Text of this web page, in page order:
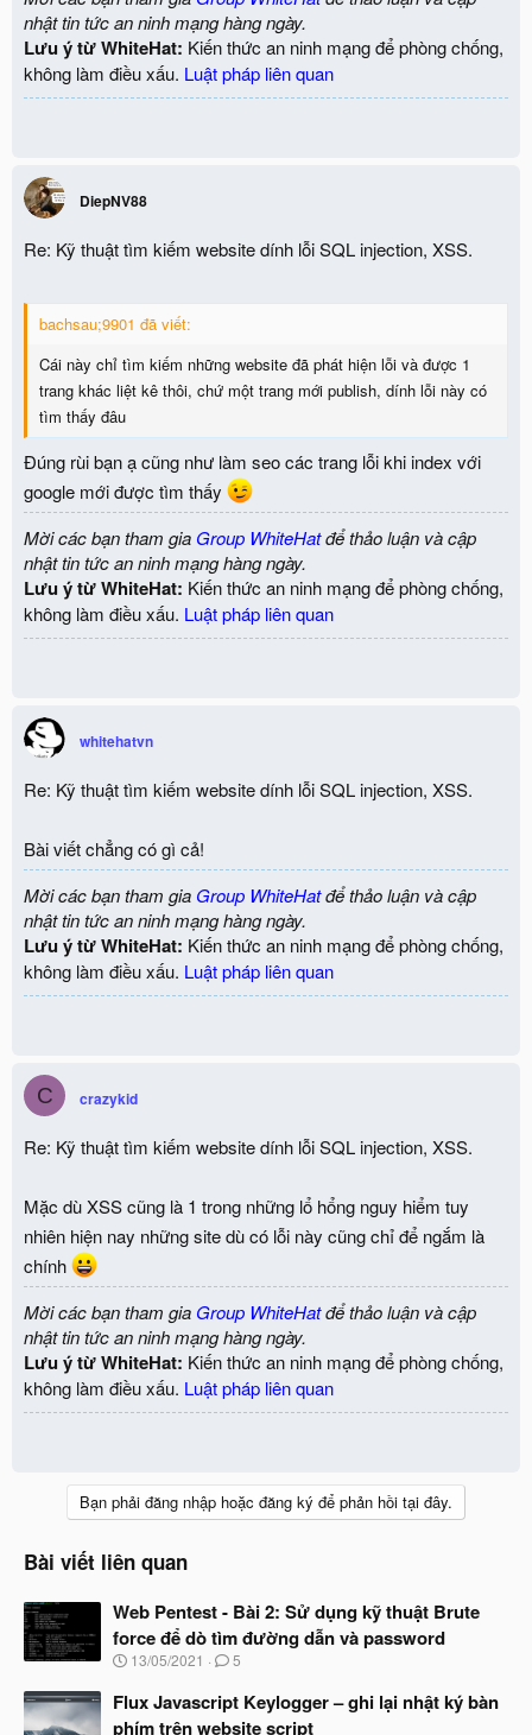
nhật tin tức an ninh mạng hàng ngày.
Lưu ý từ WhiteHat: Kiến thức an ninh mạng để phòng chống,
không làm điều xấu. Luật pháp liên quan
DiepNV88
Re: Kỹ thuật tìm kiếm website dính lỗi SQL injection, XSS.
bachsau;9901 đã viết:
Cái này chỉ tìm kiếm những website đã phát hiện lỗi và được 1
trang khác liệt kê thôi, chứ một trang mới publish, dính lỗi này có
tìm thấy đâu
Đúng rùi bạn ạ cũng như làm seo các trang lỗi khi index với
google mới được tìm thấy
Mời các bạn tham gia Group WhiteHatđể thảo luận và cập
nhật tin tức an ninh mạng hàng ngày.
Lưu ý từ WhiteHat: Kiến thức an ninh mạng để phòng chống,
không làm điều xấu. Luật pháp liên quan
whitehatvn
Re: Kỹ thuật tìm kiếm website dính lỗi SQL injection, XSS.
Bài viết chẳng có gì cả!
Mời các bạn tham gia Group WhiteHatđể thảo luận và cập
nhật tin tức an ninh mạng hàng ngày.
Lưu ý từ WhiteHat: Kiến thức an ninh mạng để phòng chống,
không làm điều xấu. Luật pháp liên quan
C crazykid
Re: Kỹ thuật tìm kiếm website dính lỗi SQL injection, XSS.
Mặc dù XSS cũng là 1 trong những lổ hổng nguy hiểm tuy
nhiên hiện nay những site dù có lỗi này cũng chỉ để ngắm là
chính
Mời các bạn tham gia Group WhiteHatđể thảo luận và cập
nhật tin tức an ninh mạng hàng ngày.
Lưu ý từ WhiteHat: Kiến thức an ninh mạng để phòng chống,
không làm điều xấu. Luật pháp liên quan
Bạn phải đăng nhập hoặc đăng ký để phản hồi tại đây.
Bài viết liên quan
Web Pentest - Bài 2: Sử dụng kỹ thuật Brute
force để dò tìm đường dẫn và password
N
à
y
13/05/2021 5
Flux Javascript Keylogger – ghi lại nhật ký bàn
phím trên website script